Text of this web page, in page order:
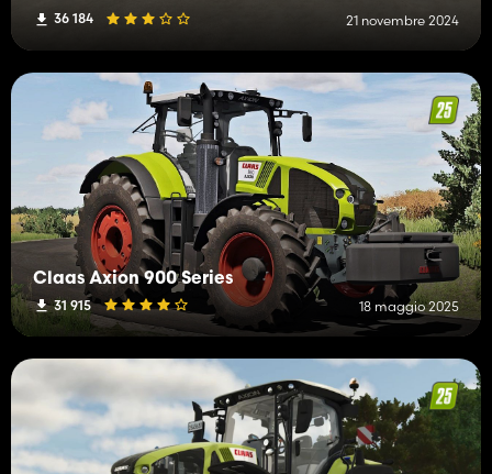
36 184 21 novembre 2024
Claas Axion 900 Series
31 915 18 maggio 2025